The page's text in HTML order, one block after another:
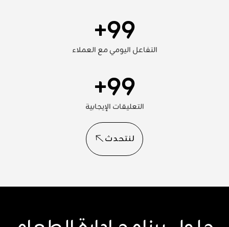
التفاعل اليومي مع العملاء
99
+
التعليقات الإيجابية
99
+
لنتحدث